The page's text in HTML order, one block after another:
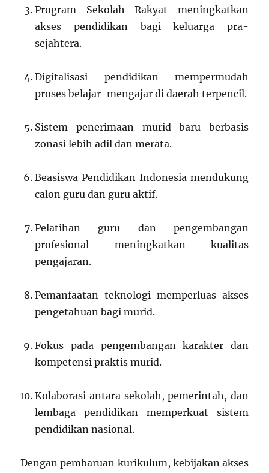
Program Sekolah Rakyat meningkatkan
akses pendidikan bagi keluarga pra-
sejahtera.
Digitalisasi pendidikan mempermudah
proses belajar-mengajar di daerah terpencil.
Sistem penerimaan murid baru berbasis
zonasi lebih adil dan merata.
Beasiswa Pendidikan Indonesia mendukung
calon guru dan guru aktif.
Pelatihan guru dan pengembangan
profesional meningkatkan kualitas
pengajaran.
Pemanfaatan teknologi memperluas akses
pengetahuan bagi murid.
Fokus pada pengembangan karakter dan
kompetensi praktis murid.
Kolaborasi antara sekolah, pemerintah, dan
lembaga pendidikan memperkuat sistem
pendidikan nasional.
Dengan pembaruan kurikulum, kebijakan akses